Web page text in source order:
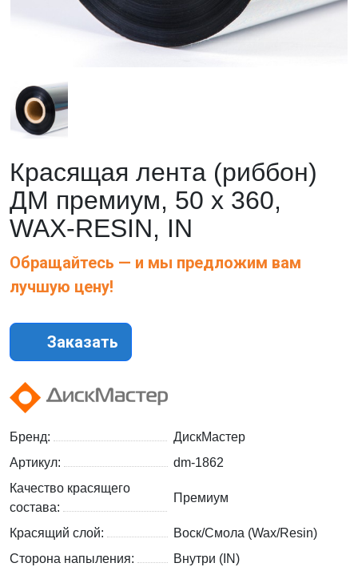
Красящая лента (риббон)
ДМ премиум, 50 х 360,
WAX-RESIN, IN
Обращайтесь — и мы предложим вам
лучшую цену!
Заказать
Бренд:
ДискМастер
Артикул:
dm-1862
Качество красящего
состава:
Премиум
Красящий слой:
Воск/Смола (Wax/Resin)
Сторона напыления:
Внутри (IN)